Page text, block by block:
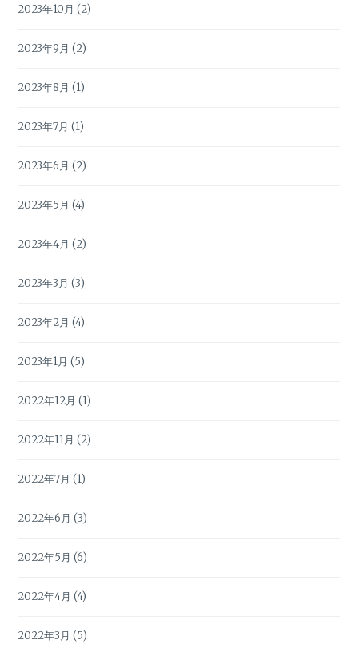
2023年10月 (2)
2023年9月 (2)
2023年8月 (1)
2023年7月 (1)
2023年6月 (2)
2023年5月 (4)
2023年4月 (2)
2023年3月 (3)
2023年2月 (4)
2023年1月 (5)
2022年12月 (1)
2022年11月 (2)
2022年7月 (1)
2022年6月 (3)
2022年5月 (6)
2022年4月 (4)
2022年3月 (5)